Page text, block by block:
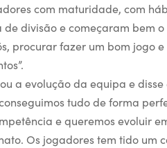
com maturidade, com
divisão e começaram bem
procurar fazer um bom jogo
a evolução da equipa e
tudo de forma
e queremos evoluir
Os jogadores tem tido um